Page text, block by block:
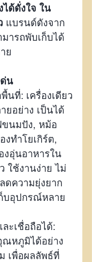
ด้ดั่งใจ ใน
แบรนด์ดังจาก
มารถพับเก็บได้
ย
น
นที่: เครื่องเดียว
ยอย่าง เป็นได้
นมปัง, หม้อ
งทำโยเกิร์ต,
งอุ่นอาหารใน
ใช้งานง่าย ไม่
ดความยุ่งยาก
บอุปกรณ์หลาย
ะเชื่อถือได้:
หภูมิได้อย่าง
เพื่อผลลัพธ์ที่